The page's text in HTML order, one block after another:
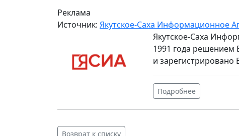
Реклама
Источник: Якутское-Саха Информационное
Якутское-Саха
1991 года решением
и
Подробнее
Возврат к списку